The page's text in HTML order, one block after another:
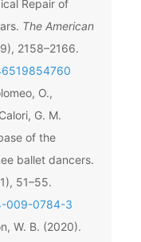
Repair of
The American
2158–2166.
O.,
G. M.
of the
ballet dancers.
51–55.
009-0784-3
W. B. (2020).